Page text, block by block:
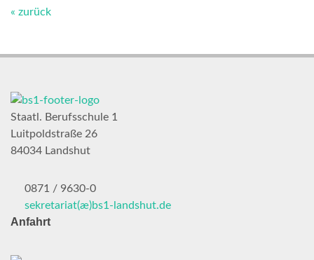
« zurück
Staatl. Berufsschule 1
Luitpoldstraße 26
84034 Landshut
0871 / 9630-0
sekretariat(æ)bs1-landshut.de
Anfahrt